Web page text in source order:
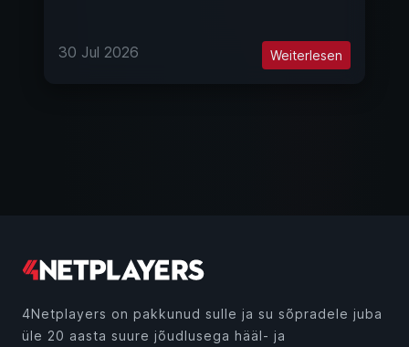
30 Jul 2026 Weiterlesen
4Netplayers on pakkunud sulle ja su sõpradele juba
üle 20 aasta suure jõudlusega hääl- ja